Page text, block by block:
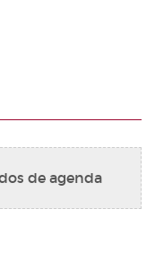
de agenda